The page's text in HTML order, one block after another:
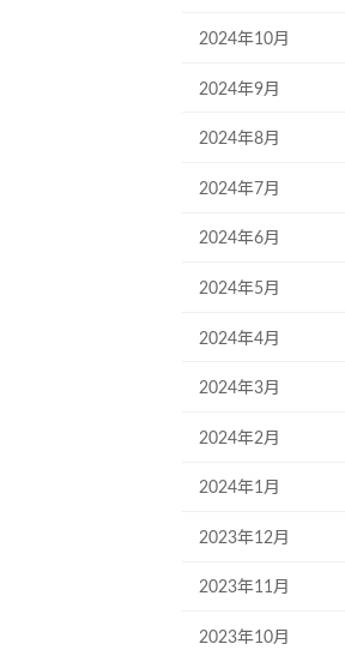
2024年10月
2024年9月
2024年8月
2024年7月
2024年6月
2024年5月
2024年4月
2024年3月
2024年2月
2024年1月
2023年12月
2023年11月
2023年10月